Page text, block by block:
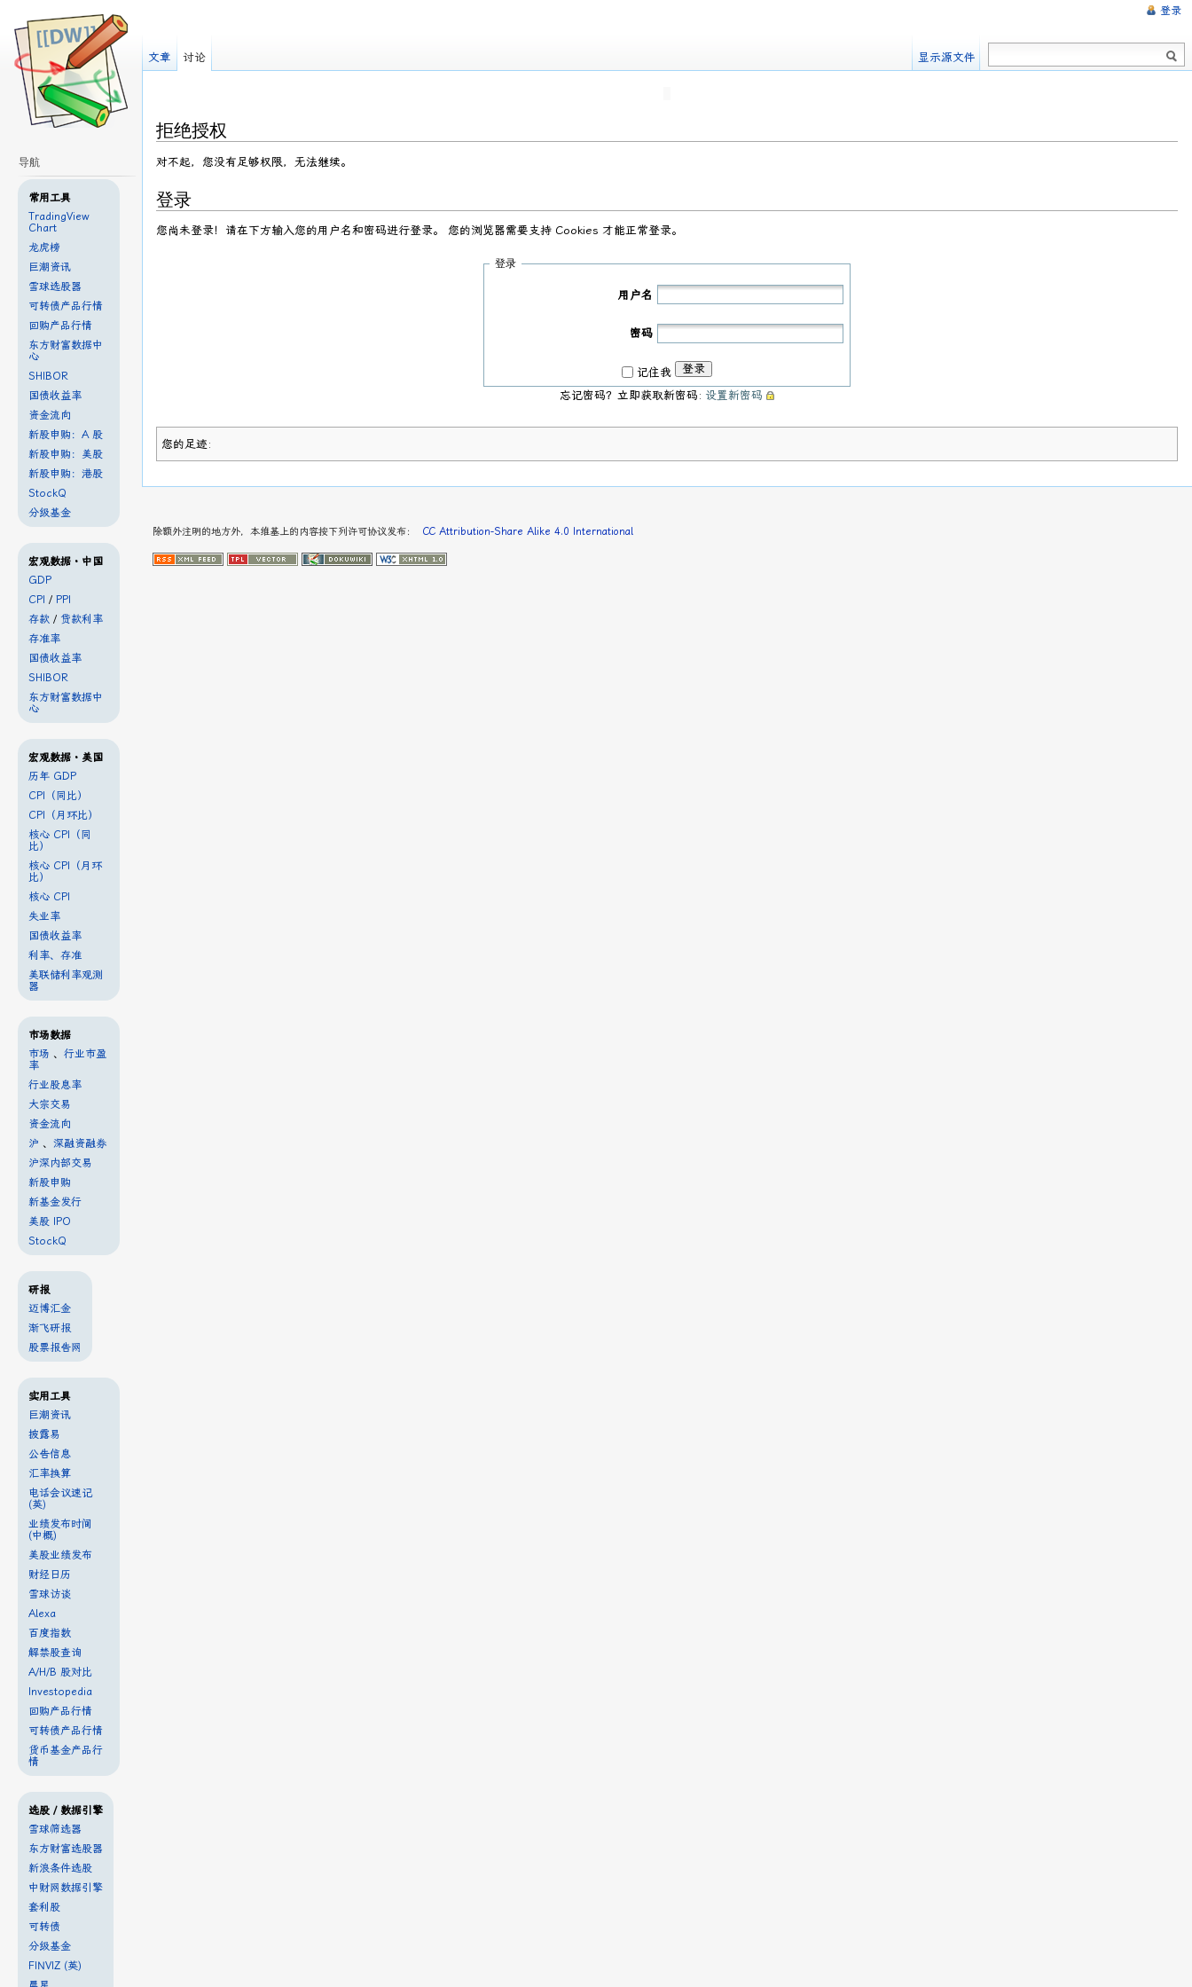
拒绝授权
对不起，您没有足够权限，无法继续。
登录
您尚未登录！请在下方输入您的用户名和密码进行登录。 您的浏览器需要支持 Cookies 才能正常登录。
登录
用户名
密码
记住我
登录
忘记密码？立即获取新密码: 设置新密码
您的足迹:
登录
文章 讨论 显示源文件
导航
常用工具
TradingView
Chart
龙虎榜
巨潮资讯
雪球选股器
可转债产品行情
回购产品行情
东方财富数据中
心
SHIBOR
国债收益率
资金流向
新股申购：A 股
新股申购：美股
新股申购：港股
StockQ
分级基金
宏观数据・中国
GDP
CPI / PPI
存款 / 贷款利率
存准率
国债收益率
SHIBOR
东方财富数据中
心
宏观数据・美国
历年 GDP
CPI（同比）
CPI（月环比）
核心 CPI（同
比）
核心 CPI（月环
比）
核心 CPI
失业率
国债收益率
利率、存准
美联储利率观测
器
市场数据
市场 、 行业市盈
率
行业股息率
大宗交易
资金流向
沪 、 深融资融券
沪深内部交易
新股申购
新基金发行
美股 IPO
StockQ
研报
迈博汇金
渐飞研报
股票报告网
实用工具
巨潮资讯
披露易
公告信息
汇率换算
电话会议速记
(英)
业绩发布时间
(中概)
美股业绩发布
财经日历
雪球访谈
Alexa
百度指数
解禁股查询
A/H/B 股对比
Investopedia
回购产品行情
可转债产品行情
货币基金产品行
情
选股 / 数据引擎
雪球筛选器
东方财富选股器
新浪条件选股
中财网数据引擎
套利股
可转债
分级基金
FINVIZ (英)
除额外注明的地方外，本维基上的内容按下列许可协议发布： CC Attribution-Share Alike 4.0 International